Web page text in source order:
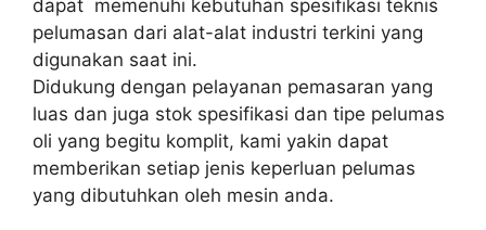
dapat memenuhi kebutuhan spesifikasi teknis
pelumasan dari alat-alat industri terkini yang
digunakan saat ini.
Didukung dengan pelayanan pemasaran yang
luas dan juga stok spesifikasi dan tipe pelumas
oli yang begitu komplit, kami yakin dapat
memberikan setiap jenis keperluan pelumas
yang dibutuhkan oleh mesin anda.